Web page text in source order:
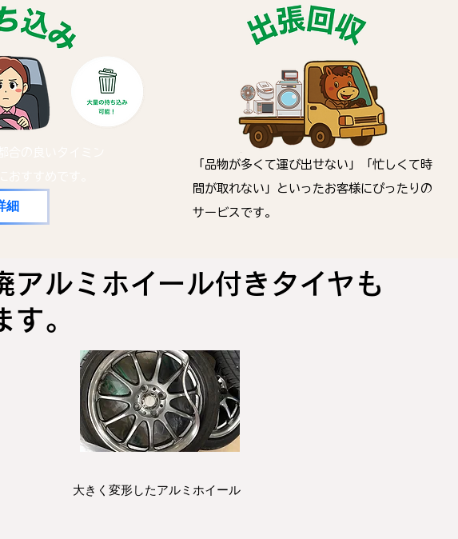
細
「品物が多くて運び出せない」「忙しくて時
間が取れない」といったお客様にぴったりの
サービスです。
アルミホイール付きタイヤも
す。
大きく変形したアルミホイール